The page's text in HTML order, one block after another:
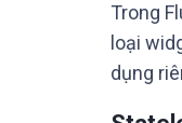
Trong
loại
dụng